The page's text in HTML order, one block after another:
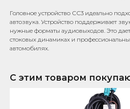
Головное устройство СС3 идеально
автозвука. Устройство поддерживает
нужные форматы аудиовыходов. Это
стоковых динамиках и
автомобилях.
С этим товаром